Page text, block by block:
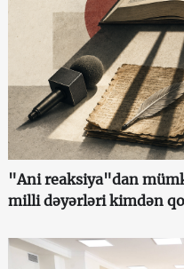
"Ani reaksiya"dan
milli dəyərləri kimdən